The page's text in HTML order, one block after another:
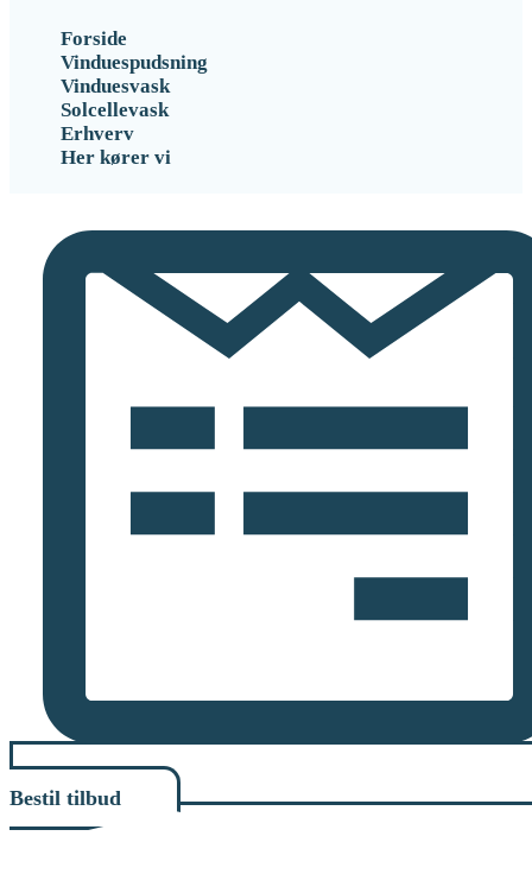
Forside
Vinduespudsning
Vinduesvask
Solcellevask
Erhverv
Her kører vi
Bestil tilbud